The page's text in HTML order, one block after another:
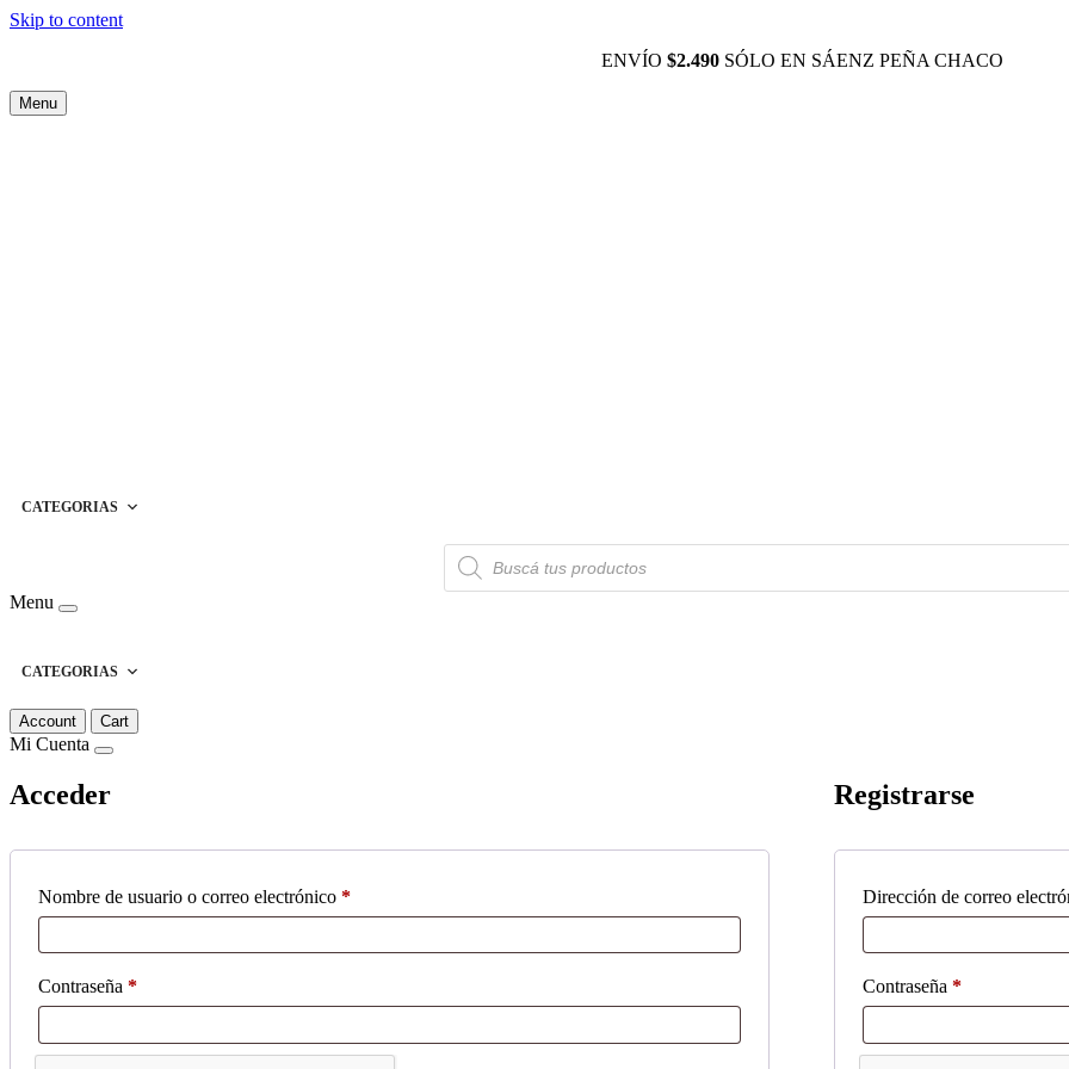
Skip to content
ENVÍO $2.490 SÓLO EN SÁENZ PEÑA CHACO
Menu
CATEGORIAS
Búsqueda
de
productos
Menu
CATEGORIAS
Account Cart
Mi Cuenta
Acceder
Nombre de usuario o correo electrónico *Obligatorio
Contraseña *Obligatorio
Registrarse
Dirección de correo
Contraseña *Obligatorio